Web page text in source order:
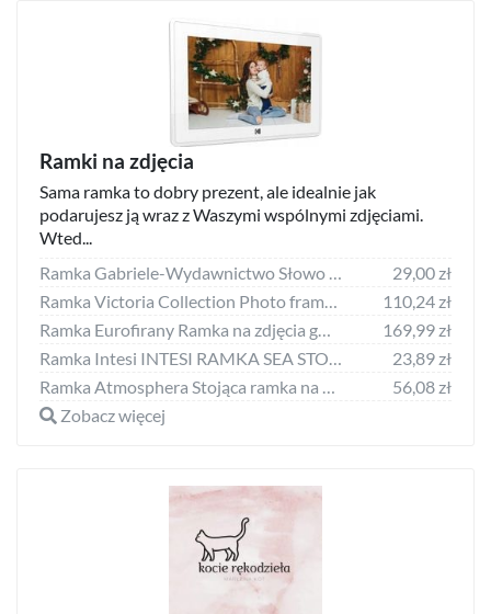
Ramki na zdjęcia
Sama ramka to dobry prezent, ale idealnie jak
podarujesz ją wraz z Waszymi wspólnymi zdjęciami.
Wted...
Ramka Gabriele-Wydawnictwo Słowo Doneck B 13x18 Resin Frame AZ157
29,00 zł
Ramka Victoria Collection Photo frame Ema Gallery 40x40/4/10x15 brown (VF3969) 4741326210891
110,24 zł
Ramka Eurofirany Ramka na zdjęcia gwiazdki ALVI 21X26X2 biała + szara x12
169,99 zł
Ramka Intesi INTESI RAMKA SEA STOJĄCA
23,89 zł
Ramka Atmosphera Stojąca ramka na zdjęcia MAE, 13 x 18 cm
56,08 zł
Zobacz więcej